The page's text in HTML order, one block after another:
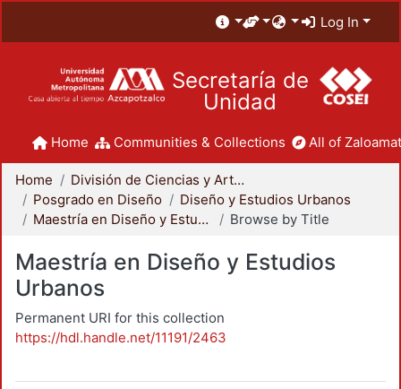
Log In
Secretaría de
Unidad
Home Communities & Collections All of
Home
División de Ciencias y Artes para el Diseño
Posgrado en Diseño
Diseño y Estudios Urbanos
Maestría en Diseño y Estudios Urbanos
Browse by Title
Maestría en Diseño y Estudios
Urbanos
Permanent URI for this collection
https://hdl.handle.net/11191/2463